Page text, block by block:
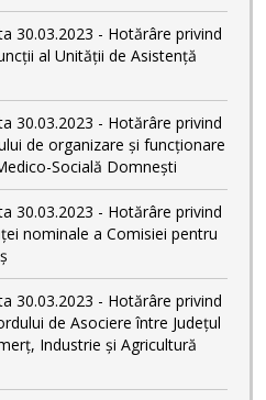
30.03.2023 - Hotărâre privind
al Unității de Asistență
30.03.2023 - Hotărâre privind
de organizare și funcționare
Socială Domnești
30.03.2023 - Hotărâre privind
nominale a Comisiei pentru
30.03.2023 - Hotărâre privind
de Asociere între Județul
Industrie și Agricultură